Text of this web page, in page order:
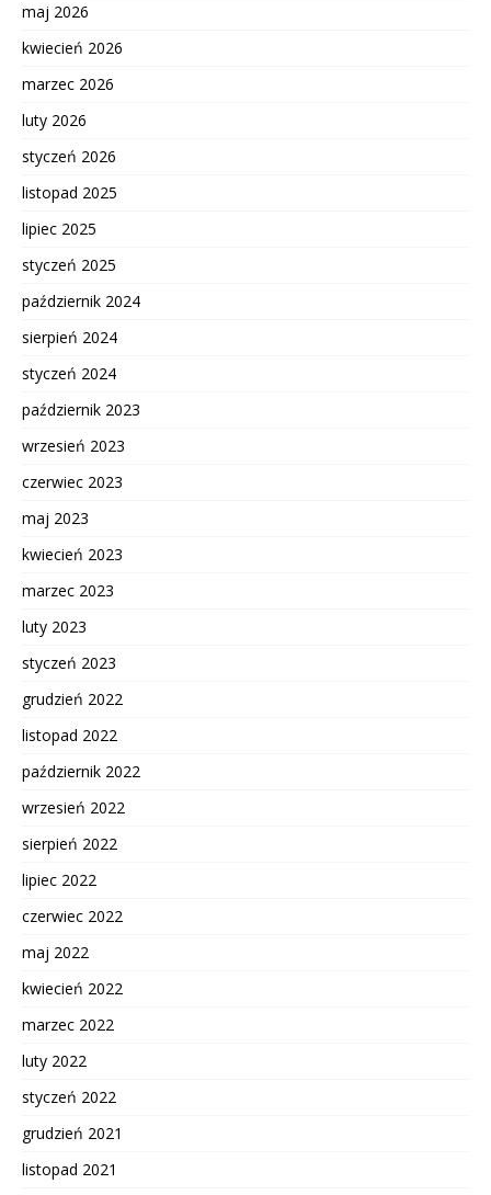
maj 2026
kwiecień 2026
marzec 2026
luty 2026
styczeń 2026
listopad 2025
lipiec 2025
styczeń 2025
październik 2024
sierpień 2024
styczeń 2024
październik 2023
wrzesień 2023
czerwiec 2023
maj 2023
kwiecień 2023
marzec 2023
luty 2023
styczeń 2023
grudzień 2022
listopad 2022
październik 2022
wrzesień 2022
sierpień 2022
lipiec 2022
czerwiec 2022
maj 2022
kwiecień 2022
marzec 2022
luty 2022
styczeń 2022
grudzień 2021
listopad 2021